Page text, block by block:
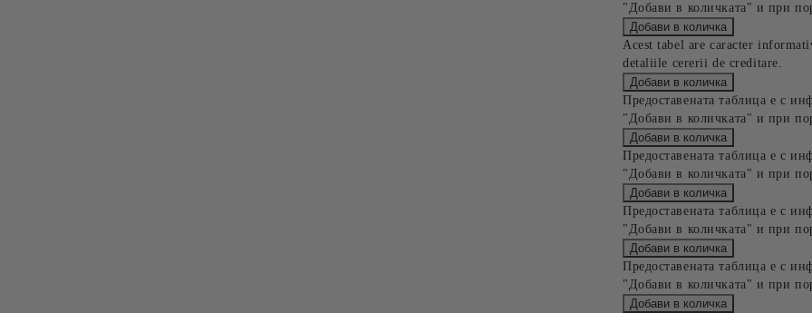
"Добави в количката" и при
Acest tabel are caracter
detaliile cererii de creditare.
Предоставената таблица е с
"Добави в количката" и при
Предоставената таблица е с
"Добави в количката" и при
Предоставената таблица е с
"Добави в количката" и при
Предоставената таблица е с
"Добави в количката" и при